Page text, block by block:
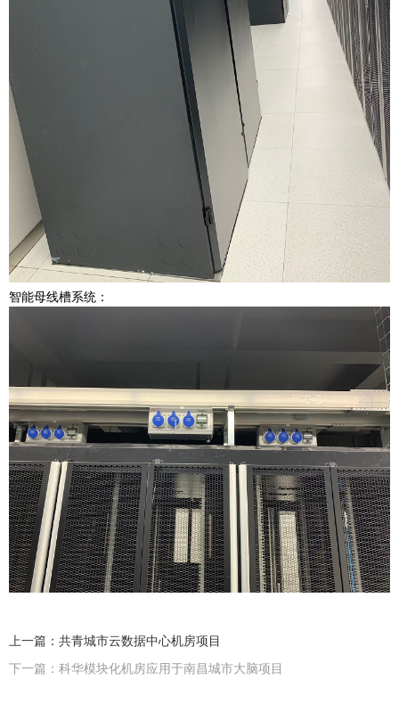
智能母线槽系统：
上一篇：共青城市云数据中心机房项目
下一篇：科华模块化机房应用于南昌城市大脑项目